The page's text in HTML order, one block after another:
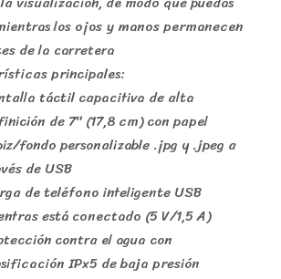
los ojos y manos permanecen
de la carretera
principales:
táctil capacitiva de alta
de 7″ (17,8 cm) con papel
fondo personalizable .jpg y .jpeg a
de USB
de teléfono inteligente USB
está conectado (5 V/1,5 A)
contra el agua con
IPx5 de baja presión